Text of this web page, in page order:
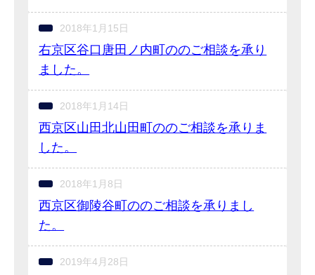
2018年1月15日
右京区谷口唐田ノ内町ののご相談を承り
ました。
2018年1月14日
西京区山田北山田町ののご相談を承りま
した。
2018年1月8日
西京区御陵谷町ののご相談を承りまし
た。
2019年4月28日